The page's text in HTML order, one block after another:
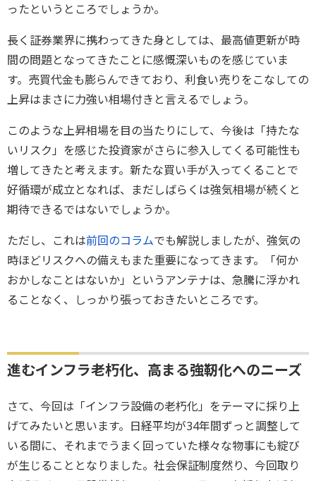
ったというところでしょうか。
長く証券業界に携わってきた身としては、最高値更新が時
間の問題となってきたことに感慨深いものを感じていま
す。売買代金も膨らんできており、利食い売りをこなしての
上昇はまさに力強い相場付きと言えるでしょう。
このような上昇相場を目の当たりにして、今後は「持たな
いリスク」を感じた投資家がさらに参入してくる可能性も
増してきたと考えます。新たな買い手が入ってくることで
好循環が成立となれば、まだしばらくは強気相場が続くと
期待できるではないでしょうか。
ただし、これは前回のコラムでも解説しましたが、強気の
時ほどリスクへの備えもまた重要になってきます。「何か
おかしなことはないか」というアンテナは、急騰に浮かれ
ることなく、しっかり張っておきたいところです。
進むインフラ老朽化、高まる強靭化へのニーズ
さて、今回は「インフラ設備の老朽化」をテーマに採り上
げてみたいと思います。日経平均が34年間ずっと調整して
いる間に、それまでうまく回っていた様々な物事にも綻び
が生じることとなりました。社会保証制度然り、今回取り